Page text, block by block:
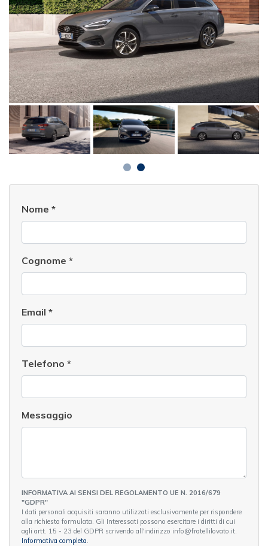
Nome *
Cognome *
Email *
Telefono *
Messaggio
INFORMATIVA AI SENSI DEL REGOLAMENTO UE N. 2016/679
"GDPR"
I dati personali acquisiti saranno utilizzati esclusivamente per rispondere
alla richiesta formulata. Gli Interessati possono esercitare i diritti di cui
agli artt. 15 - 23 del GDPR scrivendo all'indirizzo info@fratellilovato.it.
Informativa completa.